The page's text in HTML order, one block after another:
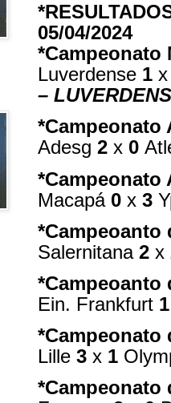
05/04/2024
*Campeonato
Luverdense 1 x
–
*Campeonato
Adesg 2 x 0
*Campeonato
Macapá 0 x 3
*Campeoanto
Salernitana 2 x
*Campeoanto
Ein. Frankfurt 1
*Campeonato
Lille 3 x 1
*Campeonato